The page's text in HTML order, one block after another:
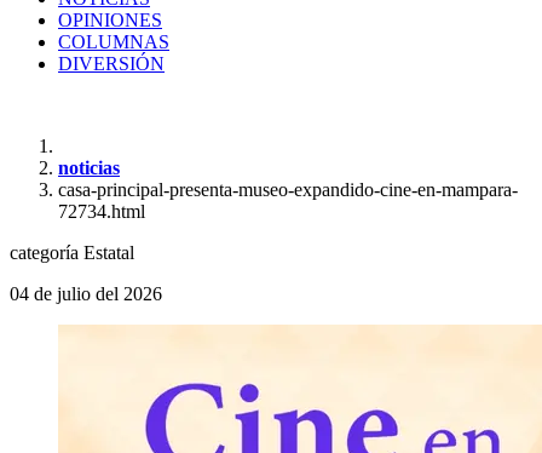
OPINIONES
COLUMNAS
DIVERSIÓN
noticias
casa-principal-presenta-museo-expandido-cine-en-mampara-
72734.html
categoría Estatal
04 de julio del 2026